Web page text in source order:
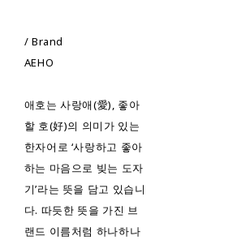
/ Brand
AEHO
애호는 사랑애(愛), 좋아
할 호(好)의 의미가 있는
한자어로 ‘사랑하고 좋아
하는 마음으로 빚는 도자
기’라는 뜻을 담고 있습니
다. 따듯한 뜻을 가진 브
랜드 이름처럼 하나하나